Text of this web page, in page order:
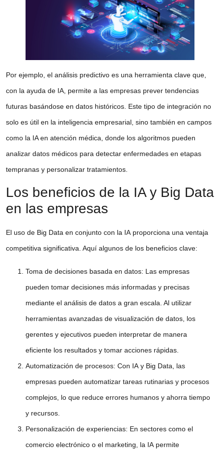
Por ejemplo, el análisis predictivo es una herramienta clave que,
con la ayuda de IA, permite a las empresas prever tendencias
futuras basándose en datos históricos. Este tipo de integración no
solo es útil en la inteligencia empresarial , sino también en campos
como la IA en atención médica , donde los algoritmos pueden
analizar datos médicos para detectar enfermedades en etapas
tempranas y personalizar tratamientos.
Los beneficios de la IA y Big Data
en las empresas
El uso de Big Data en conjunto con la IA proporciona una ventaja
competitiva significativa. Aquí algunos de los beneficios clave:
Toma de decisiones basada en datos: Las empresas
pueden tomar decisiones más informadas y precisas
mediante el análisis de datos a gran escala. Al utilizar
herramientas avanzadas de visualización de datos , los
gerentes y ejecutivos pueden interpretar de manera
eficiente los resultados y tomar acciones rápidas.
Automatización de procesos: Con IA y Big Data , las
empresas pueden automatizar tareas rutinarias y procesos
complejos, lo que reduce errores humanos y ahorra tiempo
y recursos.
Personalización de experiencias: En sectores como el
comercio electrónico o el marketing, la IA permite